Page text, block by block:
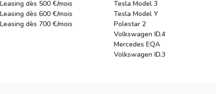
Leasing dès 500 €/mois
Leasing dès 600 €/mois
Leasing dès 700 €/mois
Tesla Model 3
Tesla Model Y
Polestar 2
Volkswagen ID.4
Mercedes EQA
Volkswagen ID.3